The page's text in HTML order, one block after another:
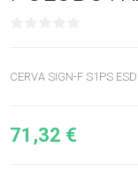
CERVA SIGN-F S1PS
71,32 €